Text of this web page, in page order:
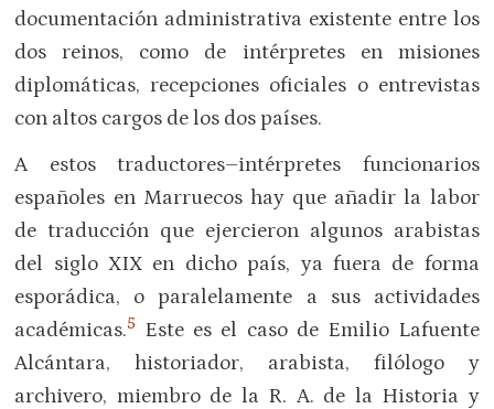
documentación administrativa existente entre los
dos reinos, como de intérpretes en misiones
diplomáticas, recepciones oficiales o entrevistas
con altos cargos de los dos países.
A estos traductores–intérpretes funcionarios
españoles en Marruecos hay que añadir la labor
de traducción que ejercieron algunos arabistas
del siglo XIX en dicho país, ya fuera de forma
esporádica, o paralelamente a sus actividades
académicas.5
Este es el caso de Emilio Lafuente
Alcántara, historiador, arabista, filólogo y
archivero, miembro de la R. A. de la Historia y